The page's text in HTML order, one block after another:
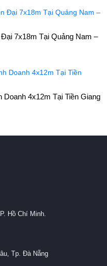
7x18m Tại Quảng Nam –
4x12m Tại Tiền Giang
Hồ Chí Minh.
Tp. Đà Nẵng